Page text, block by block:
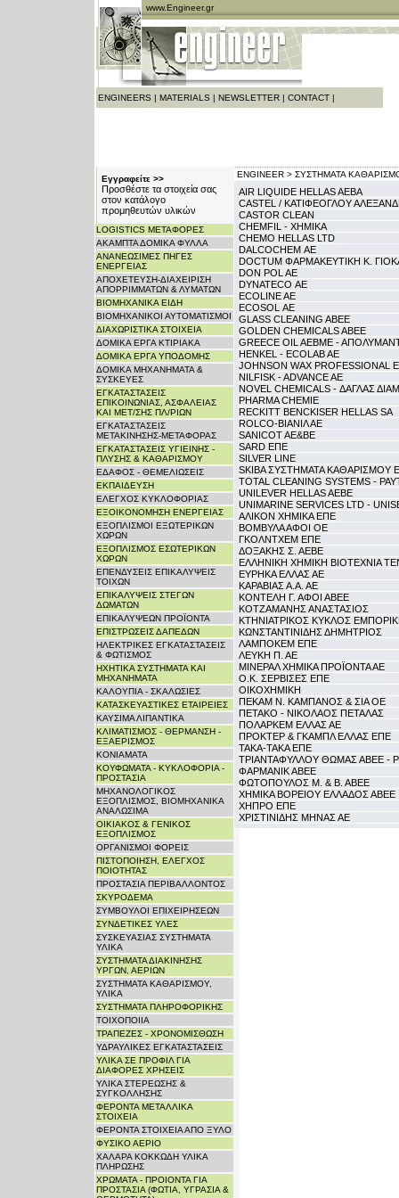
www.Engineer.gr
ENGINEERS | MATERIALS | NEWSLETTER| CONTACT|
Εγγραφείτε >>
Προσθέστε τα στοιχεία σας
στον κατάλογο
προμηθευτών υλικών
LOGISTICS ΜΕΤΑΦΟΡΕΣ
ΑΚΑΜΠΤΑ ΔΟΜΙΚΑ ΦΥΛΛΑ
ΑΝΑΝΕΩΣΙΜΕΣ ΠΗΓΕΣ
ΕΝΕΡΓΕΙΑΣ
ΑΠΟΧΕΤΕΥΣΗ-ΔΙΑΧΕΙΡΙΣΗ
ΑΠΟΡΡΙΜΜΑΤΩΝ & ΛΥΜΑΤΩΝ
ΒΙΟΜΗΧΑΝΙΚΑ ΕΙΔΗ
ΒΙΟΜΗΧΑΝΙΚΟΙ ΑΥΤΟΜΑΤΙΣΜΟΙ
ΔΙΑΧΩΡΙΣΤΙΚΑ ΣΤΟΙΧΕΙΑ
ΔΟΜΙΚΑ ΕΡΓΑ ΚΤΙΡΙΑΚΑ
ΔΟΜΙΚΑ ΕΡΓΑ ΥΠΟΔΟΜΗΣ
ΔΟΜΙΚΑ ΜΗΧΑΝΗΜΑΤΑ &
ΣΥΣΚΕΥΕΣ
ΕΓΚΑΤΑΣΤΑΣΕΙΣ
ΕΠΙΚΟΙΝΩΝΙΑΣ, ΑΣΦΑΛΕΙΑΣ
ΚΑΙ ΜΕΤ/ΣΗΣ ΠΛ/ΡΙΩΝ
ΕΓΚΑΤΑΣΤΑΣΕΙΣ
ΜΕΤΑΚΙΝΗΣΗΣ-ΜΕΤΑΦΟΡΑΣ
ΕΓΚΑΤΑΣΤΑΣΕΙΣ ΥΓΙΕΙΝΗΣ -
ΠΛΥΣΗΣ & ΚΑΘΑΡΙΣΜΟΥ
ΕΔΑΦΟΣ - ΘΕΜΕΛΙΩΣΕΙΣ
ΕΚΠΑΙΔΕΥΣΗ
ΕΛΕΓΧΟΣ ΚΥΚΛΟΦΟΡΙΑΣ
ΕΞΟΙΚΟΝΟΜΗΣΗ ΕΝΕΡΓΕΙΑΣ
ΕΞΟΠΛΙΣΜΟΙ ΕΞΩΤΕΡΙΚΩΝ
ΧΩΡΩΝ
ΕΞΟΠΛΙΣΜΟΣ ΕΣΩΤΕΡΙΚΩΝ
ΧΩΡΩΝ
ΕΠΕΝΔΥΣΕΙΣ ΕΠΙΚΑΛΥΨΕΙΣ
ΤΟΙΧΩΝ
ΕΠΙΚΑΛΥΨΕΙΣ ΣΤΕΓΩΝ
ΔΩΜΑΤΩΝ
ΕΠΙΚΑΛΥΨΕΩΝ ΠΡΟΪΟΝΤΑ
ΕΠΙΣΤΡΩΣΕΙΣ ΔΑΠΕΔΩΝ
ΗΛΕΚΤΡΙΚΕΣ ΕΓΚΑΤΑΣΤΑΣΕΙΣ
& ΦΩΤΙΣΜΟΣ
ΗΧΗΤΙΚΑ ΣΥΣΤΗΜΑΤΑ ΚΑΙ
ΜΗΧΑΝΗΜΑΤΑ
ΚΑΛΟΥΠΙΑ - ΣΚΑΛΩΣΙΕΣ
ΚΑΤΑΣΚΕΥΑΣΤΙΚΕΣ ΕΤΑΙΡΕΙΕΣ
ΚΑΥΣΙΜΑ ΛΙΠΑΝΤΙΚΑ
ΚΛΙΜΑΤΙΣΜΟΣ - ΘΕΡΜΑΝΣΗ -
ΕΞΑΕΡΙΣΜΟΣ
ΚΟΝΙΑΜΑΤΑ
ΚΟΥΦΩΜΑΤΑ - ΚΥΚΛΟΦΟΡΙΑ -
ΠΡΟΣΤΑΣΙΑ
ΜΗΧΑΝΟΛΟΓΙΚΟΣ
ΕΞΟΠΛΙΣΜΟΣ, ΒΙΟΜΗΧΑΝΙΚΑ
ΑΝΑΛΩΣΙΜΑ
ΟΙΚΙΑΚΟΣ & ΓΕΝΙΚΟΣ
ΕΞΟΠΛΙΣΜΟΣ
ΟΡΓΑΝΙΣΜΟΙ ΦΟΡΕΙΣ
ΠΙΣΤΟΠΟΙΗΣΗ, ΕΛΕΓΧΟΣ
ΠΟΙΟΤΗΤΑΣ
ΠΡΟΣΤΑΣΙΑ ΠΕΡΙΒΑΛΛΟΝΤΟΣ
ΣΚΥΡΟΔΕΜΑ
ΣΥΜΒΟΥΛΟΙ ΕΠΙΧΕΙΡΗΣΕΩΝ
ΣΥΝΔΕΤΙΚΕΣ ΥΛΕΣ
ΣΥΣΚΕΥΑΣΙΑΣ ΣΥΣΤΗΜΑΤΑ
ΥΛΙΚΑ
ΣΥΣΤΗΜΑΤΑ ΔΙΑΚΙΝΗΣΗΣ
ΥΡΓΩΝ, ΑΕΡΙΩΝ
ΣΥΣΤΗΜΑΤΑ ΚΑΘΑΡΙΣΜΟΥ,
ΥΛΙΚΑ
ΣΥΣΤΗΜΑΤΑ ΠΛΗΡΟΦΟΡΙΚΗΣ
ΤΟΙΧΟΠΟΙΙΑ
ΤΡΑΠΕΖΕΣ - ΧΡΟΝΟΜΙΣΘΩΣΗ
ΥΔΡΑΥΛΙΚΕΣ ΕΓΚΑΤΑΣΤΑΣΕΙΣ
ΥΛΙΚΑ ΣΕ ΠΡΟΦΙΛ ΓΙΑ
ΔΙΑΦΟΡΕΣ ΧΡΗΣΕΙΣ
ΥΛΙΚΑ ΣΤΕΡΕΩΣΗΣ &
ΣΥΓΚΟΛΛΗΣΗΣ
ΦΕΡΟΝΤΑ ΜΕΤΑΛΛΙΚΑ
ΣΤΟΙΧΕΙΑ
ΦΕΡΟΝΤΑ ΣΤΟΙΧΕΙΑ ΑΠΟ ΞΥΛΟ
ΦΥΣΙΚΟ ΑΕΡΙΟ
ΧΑΛΑΡΑ ΚΟΚΚΩΔΗ ΥΛΙΚΑ
ΠΛΗΡΩΣΗΣ
ΧΡΩΜΑΤΑ - ΠΡΟΙΟΝΤΑ ΓΙΑ
ΠΡΟΣΤΑΣΙΑ (ΦΩΤΙΑ, ΥΓΡΑΣΙΑ &
ENGINEER > ΣΥΣΤΗΜΑΤΑ
AIR LIQUIDE HELLAS AEBA
CASTEL / ΚΑΤΙΦΕΟΓΛΟΥ
CASTOR CLEAN
CHEMFIL - ΧΗΜΙΚΑ
CHEMO HELLAS LTD
DALCOCHEM ΑΕ
DOCTUM ΦΑΡΜΑΚΕΥΤΙΚΗ Κ.
DON POL AE
DYNATECO ΑΕ
ECOLINE AE
ECOSOL ΑΕ
GLASS CLEANING AΒΕE
GOLDEN CHEMICALS ABEE
GREECE OIL AEΒΜΕ -
HENKEL - ECOLAB AE
JOHNSON WAX PROFESSIONAL
NILFISK - ADVANCE AE
NOVEL CHEMICALS - ΔΑΓΛΑΣ
PHARMA CHEMIE
RECKITT BENCKISER HELLAS SA
ROLCO-ΒΙΑΝΙΛ ΑΕ
SANICOT AE&BE
SARD ΕΠΕ
SILVER LINE
SKIBA ΣΥΣΤΗΜΑΤΑ ΚΑΘΑΡΙΣΜΟΥ
TOTAL CLEANING SYSTEMS -
UNILEVER HELLAS AEBE
UNIMARINE SERVICES LTD -
ΑΛΙΚΟΝ ΧΗΜΙΚΑ ΕΠΕ
ΒΟΜΒΥΛΑ ΑΦΟΙ ΟΕ
ΓΚΟΛΝΤΧΕΜ ΕΠΕ
ΔΟΞΑΚΗΣ Σ. ΑΕΒΕ
ΕΛΛΗΝΙΚΗ ΧΗΜΙΚΗ ΒΙΟΤΕΧΝΙΑ
ΕΥΡΗΚΑ ΕΛΛΑΣ ΑΕ
ΚΑΡΑΒΙΑΣ Α.Α. ΑΕ
ΚΟΝΤΕΛΗ Γ. ΑΦΟΙ ΑΒΕΕ
ΚΟΤΖΑΜΑΝΗΣ ΑΝΑΣΤΑΣΙΟΣ
ΚΤΗΝΙΑΤΡΙΚΟΣ ΚΥΚΛΟΣ
ΚΩΝΣΤΑΝΤΙΝΙΔΗΣ ΔΗΜΗΤΡΙΟΣ
ΛΑΜΠΟΚΕΜ ΕΠΕ
ΛΕΥΚΗ Π. ΑΕ
ΜΙΝΕΡΑΛ ΧΗΜΙΚΑ ΠΡΟΪΟΝΤΑ ΑΕ
Ο.Κ. ΣΕΡΒΙΣΕΣ ΕΠΕ
ΟΙΚΟΧΗΜΙΚΗ
ΠΕΚΑΜ Ν. ΚΑΜΠΑΝΟΣ & ΣΙΑ ΟΕ
ΠΕΤΑΚΟ - ΝΙΚΟΛΑΟΣ ΠΕΤΑΛΑΣ
ΠΟΛΑΡΚΕΜ ΕΛΛΑΣ ΑΕ
ΠΡΟΚΤΕΡ & ΓΚΑΜΠΛ ΕΛΛΑΣ ΕΠΕ
ΤΑΚΑ-ΤΑΚΑ ΕΠΕ
ΤΡΙΑΝΤΑΦΥΛΛΟΥ ΘΩΜΑΣ ΑΒΕΕ -
ΦΑΡΜΑΝΙΚ ΑΒΕΕ
ΦΩΤΟΠΟΥΛΟΣ Μ. & Β. ΑΒΕΕ
ΧΗΜΙΚΑ ΒΟΡΕΙΟΥ ΕΛΛΑΔΟΣ ΑΒΕΕ
ΧΗΠΡΟ ΕΠΕ
ΧΡΙΣΤΙΝΙΔΗΣ ΜΗΝΑΣ ΑΕ